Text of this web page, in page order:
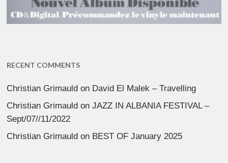
RECENT COMMENTS
Christian Grimauld on David El Malek – Travelling
Christian Grimauld onJAZZ IN ALBANIA FESTIVAL –
Sept/07//11/2022
Christian Grimauld on BEST OF January 2025